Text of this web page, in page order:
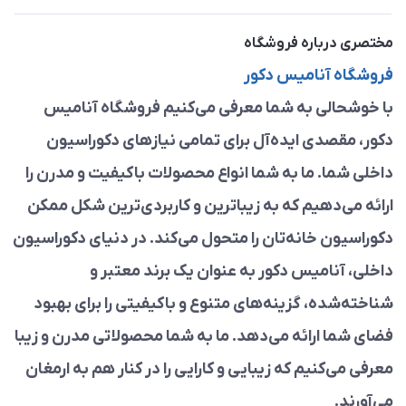
مختصری درباره فروشگاه
فروشگاه آنامیس دکور
با خوشحالی به شما معرفی می‌کنیم فروشگاه آنامیس
دکور، مقصدی ایده‌آل برای تمامی نیازهای دکوراسیون
داخلی شما. ما به شما انواع محصولات باکیفیت و مدرن را
ارائه می‌دهیم که به زیباترین و کاربردی‌ترین شکل ممکن
دکوراسیون خانه‌تان را متحول می‌کند. در دنیای دکوراسیون
داخلی، آنامیس دکور به عنوان یک برند معتبر و
شناخته‌شده، گزینه‌های متنوع و باکیفیتی را برای بهبود
فضای شما ارائه می‌دهد. ما به شما محصولاتی مدرن و زیبا
معرفی می‌کنیم که زیبایی و کارایی را در کنار هم به ارمغان